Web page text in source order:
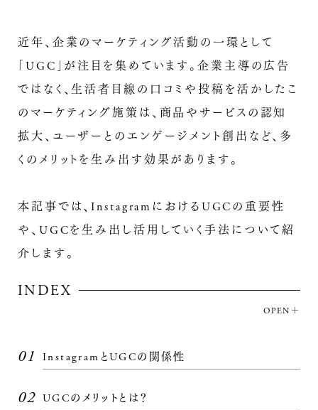
近年、企業のマーケティング活動の一環として
「UGC」が注目を集めています。企業主導の広告
ではなく、生活者目線の口コミや投稿を活かしたこ
のマーケティング施策は、商品やサービスの認知
拡大、ユーザーとのエンゲージメント創出など、多
くのメリットを生み出す効果があります。
本記事では、InstagramにおけるUGCの重要性
や、UGCを生み出し活用していく手法について紹
介します。
INDEX
OPEN
01 InstagramとUGCの関係性
02 UGCのメリットとは？